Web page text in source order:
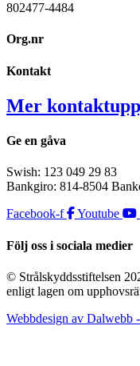
802477-4484
Org.nr
Kontakt
Mer
Ge en gåva
Swish: 123 049 29 83
Bankgiro: 814-8504
Facebook-f
Youtube
Följ oss i sociala medier
© Strålskyddsstiftelsen
enligt lagen om
Webbdesign av Dalwebb